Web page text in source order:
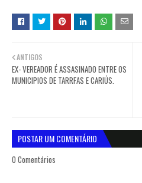
ANTIGOS
EX- VEREADOR É ASSASINADO ENTRE OS
MUNICIPIOS DE TARRFAS E CARIÚS.
POSTAR UM COMENTÁRIO
0 Comentários